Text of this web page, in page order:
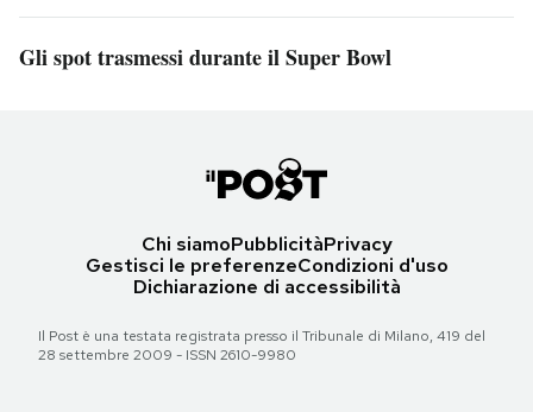
Gli spot trasmessi durante il Super Bowl
Chi siamoPubblicitàPrivacy
Gestisci le preferenzeCondizioni d'uso
Dichiarazione di accessibilità
Il Post è una testata registrata presso il Tribunale di Milano, 419 del
28 settembre 2009 - ISSN 2610-9980